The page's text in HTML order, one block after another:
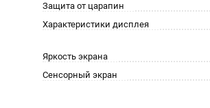
Защита от царапин
Характеристики дисплея
Яркость экрана
Сенсорный экран